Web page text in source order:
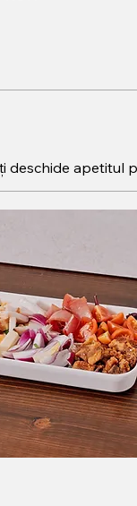
deschide apetitul